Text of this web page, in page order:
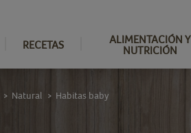
RECETAS
ALIMENTACIÓN Y
NUTRICIÓN
> Natural > Habitas baby